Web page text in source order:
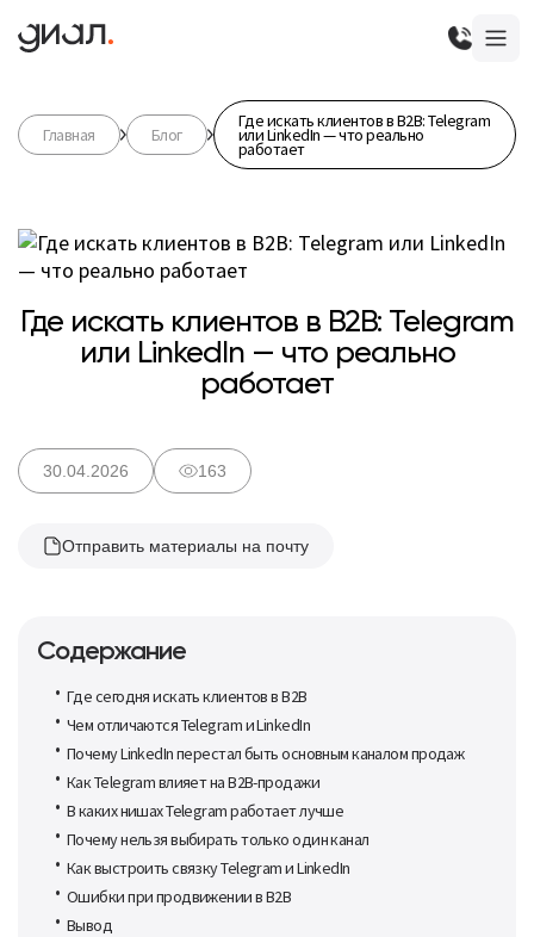
Главная Блог
Где искать клиентов в B2B: Telegram
или LinkedIn — что реально
работает
Где искать клиентов в B2B: Telegram
или LinkedIn — что реально
работает
30.04.2026 163
Отправить материалы на почту
Содержание
Где сегодня искать клиентов в B2B
Чем отличаются Telegram и LinkedIn
Почему LinkedIn перестал быть основным каналом продаж
Как Telegram влияет на B2B-продажи
В каких нишах Telegram работает лучше
Почему нельзя выбирать только один канал
Как выстроить связку Telegram и LinkedIn
Ошибки при продвижении в B2B
Вывод